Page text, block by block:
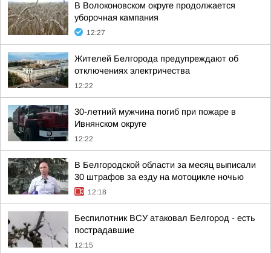
В Волоконовском округе продолжается
уборочная кампания
12:27
Жителей Белгорода предупреждают об
отключениях электричества
12:22
30-летний мужчина погиб при пожаре в
Ивнянском округе
12:22
В Белгородской области за месяц выписали
30 штрафов за езду на мотоцикле ночью
12:18
Беспилотник ВСУ атаковал Белгород - есть
пострадавшие
12:15